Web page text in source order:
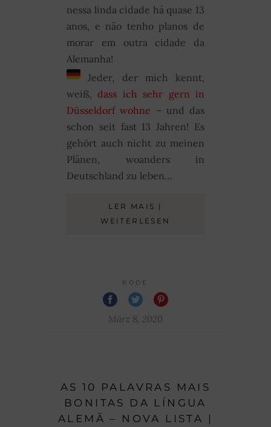
nessa linda cidade há quase 13
anos, e não tenho planos de
morar em outra cidade da
Alemanha!
Jeder, der mich kennt,
weiß, dass ich sehr gern in
Düsseldorf wohne – und das
schon seit fast 13 Jahren! Es
gehört auch nicht zu meinen
Plänen, woanders in
Deutschland zu leben…
LER MAIS |
WEITERLESEN
RODE
März 8, 2020
AS 10 PALAVRAS MAIS
BONITAS DA LÍNGUA
ALEMÃ – NOVA LISTA |